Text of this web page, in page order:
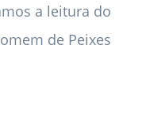
a leitura do
de Peixes